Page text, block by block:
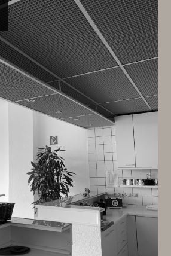
FEEDBACK
KONTAKT
NEWS